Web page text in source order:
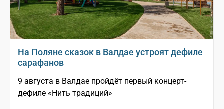
На Поляне сказок в Валдае устроят дефиле
сарафанов
9 августа в Валдае пройдёт первый концерт-
дефиле «Нить традиций»